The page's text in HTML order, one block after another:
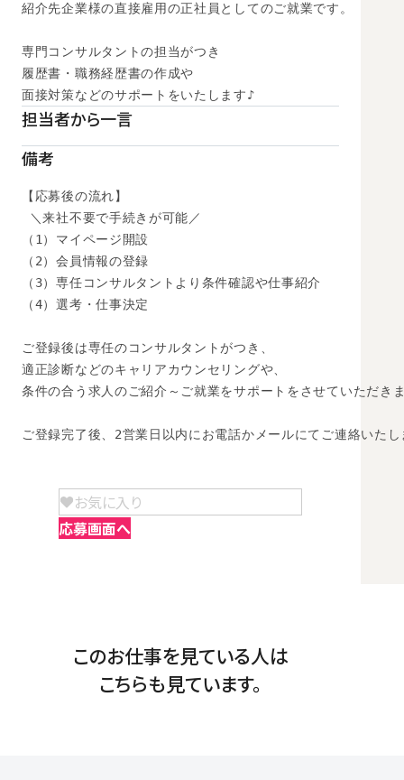
紹介先企業様の直接雇用の正社員としてのご就業です。
専門コンサルタントの担当がつき
履歴書・職務経歴書の作成や
面接対策などのサポートをいたします♪
担当者から一言
備考
【応募後の流れ】
＼来社不要で手続きが可能／
（1）マイページ開設
（2）会員情報の登録
（3）専任コンサルタントより条件確認や仕事紹介
（4）選考・仕事決定
ご登録後は専任のコンサルタントがつき、
適正診断などのキャリアカウンセリングや、
条件の合う求人のご紹介～ご就業をサポートをさせていただき
ご登録完了後、2営業日以内にお電話かメールにてご連絡いたし
お気に入り
応募画面へ
このお仕事を見ている人は
こちらも見ています。